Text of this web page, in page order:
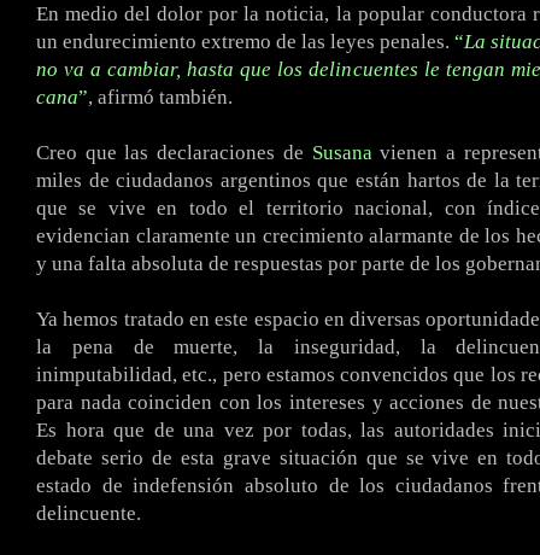
En medio del dolor por la noticia, la popular conductora
un endurecimiento extremo de las leyes penales. “La
no va a cambiar, hasta que los delincuentes le tengan
cana”, afirmó también.
Creo que las declaraciones de Susanavienen a
miles de ciudadanos argentinos que están hartos de la
que se vive en todo el territorio nacional, con
evidencian claramente un crecimiento alarmante de los
y una falta absoluta de respuestas por parte de los
Ya hemos tratado en este espacio en diversas
la pena de muerte, la inseguridad, la
inimputabilidad, etc., pero estamos convencidos que los
para nada coinciden con los intereses y acciones de
Es hora que de una vez por todas, las autoridades
debate serio de esta grave situación que se vive en
estado de indefensión absoluto de los ciudadanos
delincuente.